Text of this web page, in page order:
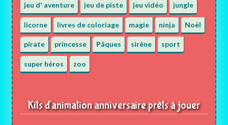
jeu d' aventure jeu de piste jeu vidéo jungle
licorne livres de coloriage magie ninja Noël
pirate princesse Pâques sirène sport
super héros zoo
Kits d'animation anniversaire prêts à jouer